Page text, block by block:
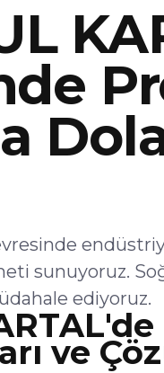
sunuyoruz.
ediyoruz.
ve